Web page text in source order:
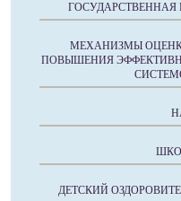
ГОСУДАРСТВЕННАЯ
МЕХАНИЗМЫ
ПОВЫШЕНИЯ
ДЕТСКИЙ